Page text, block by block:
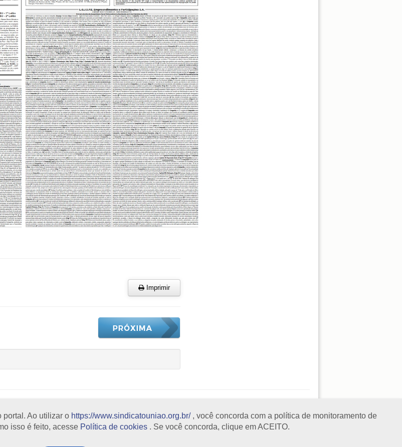
Imprimir
| Contato| Blog|
Webmail
portal. Ao utilizar o https://www.sindicatouniao.org.br/, você concorda com a política de monitoramento de
isso é feito, acesse Política de cookies . Se você concorda, clique em ACEITO.